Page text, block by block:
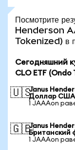
Посмотрите
Henderson
Tokenized) в
Сегодняшний
CLO ETF (Ondo
🇺🇸Janus
Доллар США
1 JAAAon
🇬🇧Janus
Британский
1 JAAAon